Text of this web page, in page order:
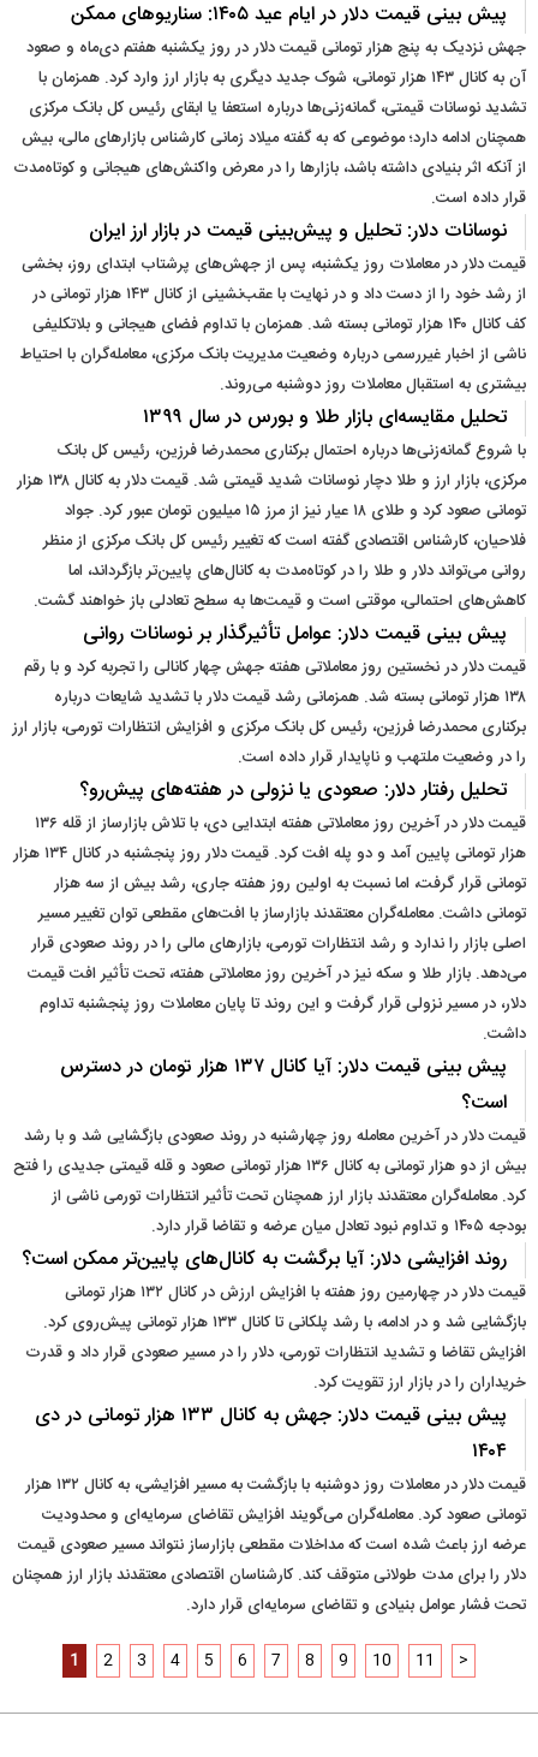
پیش‌ بینی قیمت دلار در ایام عید ۱۴۰۵: سناریوهای ممکن
جهش نزدیک به پنج هزار تومانی قیمت دلار در روز یکشنبه هفتم دی‌ماه و صعود
آن به کانال ۱۴۳ هزار تومانی، شوک جدید دیگری به بازار ارز وارد کرد. همزمان با
تشدید نوسانات قیمتی، گمانه‌زنی‌ها درباره استعفا یا ابقای رئیس کل بانک مرکزی
همچنان ادامه دارد؛ موضوعی که به گفته میلاد زمانی کارشناس بازارهای مالی، بیش
از آنکه اثر بنیادی داشته باشد، بازارها را در معرض واکنش‌های هیجانی و کوتاه‌مدت
قرار داده است.
نوسانات دلار: تحلیل و پیش‌بینی قیمت در بازار ارز ایران
قیمت دلار در معاملات روز یکشنبه، پس از جهش‌های پرشتاب ابتدای روز، بخشی
از رشد خود را از دست داد و در نهایت با عقب‌نشینی از کانال ۱۴۳ هزار تومانی در
کف کانال ۱۴۰ هزار تومانی بسته شد. همزمان با تداوم فضای هیجانی و بلاتکلیفی
ناشی از اخبار غیررسمی درباره وضعیت مدیریت بانک مرکزی، معامله‌گران با احتیاط
بیشتری به استقبال معاملات روز دوشنبه می‌روند.
تحلیل مقایسه‌ای بازار طلا و بورس در سال ۱۳۹۹
با شروع گمانه‌زنی‌ها درباره احتمال برکناری محمدرضا فرزین، رئیس کل بانک
مرکزی، بازار ارز و طلا دچار نوسانات شدید قیمتی شد. قیمت دلار به کانال ۱۳۸ هزار
تومانی صعود کرد و طلای ۱۸ عیار نیز از مرز ۱۵ میلیون تومان عبور کرد. جواد
فلاحیان، کارشناس اقتصادی گفته است که تغییر رئیس کل بانک مرکزی از منظر
روانی می‌تواند دلار و طلا را در کوتاه‌مدت به کانال‌های پایین‌تر بازگرداند، اما
کاهش‌های احتمالی، موقتی است و قیمت‌ها به سطح تعادلی باز خواهند گشت.
پیش‌ بینی قیمت دلار: عوامل تأثیرگذار بر نوسانات روانی
قیمت دلار در نخستین روز معاملاتی هفته جهش چهار کانالی را تجربه کرد و با رقم
۱۳۸ هزار تومانی بسته شد. همزمانی رشد قیمت دلار با تشدید شایعات درباره
برکناری محمدرضا فرزین، رئیس کل بانک مرکزی و افزایش انتظارات تورمی، بازار ارز
را در وضعیت ملتهب و ناپایدار قرار داده است.
تحلیل رفتار دلار: صعودی یا نزولی در هفته‌های پیش‌رو؟
قیمت دلار در آخرین روز معاملاتی هفته ابتدایی دی، با تلاش بازارساز از قله ۱۳۶
هزار تومانی پایین آمد و دو پله افت کرد. قیمت دلار روز پنجشنبه در کانال ۱۳۴ هزار
تومانی قرار گرفت، اما نسبت به اولین روز هفته جاری، رشد بیش از سه هزار
تومانی داشت. معامله‌گران معتقدند بازارساز با افت‌های مقطعی توان تغییر مسیر
اصلی بازار را ندارد و رشد انتظارات تورمی، بازارهای مالی را در روند صعودی قرار
می‌دهد. بازار طلا و سکه نیز در آخرین روز معاملاتی هفته، تحت‌ تأثیر افت قیمت
دلار، در مسیر نزولی قرار گرفت و این روند تا پایان معاملات روز پنجشنبه تداوم
داشت.
پیش‌ بینی قیمت دلار: آیا کانال ۱۳۷ هزار تومان در دسترس
است؟
قیمت دلار در آخرین معامله روز چهارشنبه در روند صعودی بازگشایی شد و با رشد
بیش از دو هزار تومانی به کانال ۱۳۶ هزار تومانی صعود و قله قیمتی جدیدی را فتح
کرد. معامله‌گران معتقدند بازار ارز همچنان تحت‌ تأثیر انتظارات تورمی ناشی از
بودجه ۱۴۰۵ و تداوم نبود تعادل میان عرضه و تقاضا قرار دارد.
روند افزایشی دلار: آیا برگشت به کانال‌های پایین‌تر ممکن است؟
قیمت دلار در چهارمین روز هفته با افزایش ارزش در کانال ۱۳۲ هزار تومانی
بازگشایی شد و در ادامه، با رشد پلکانی تا کانال ۱۳۳ هزار تومانی پیش‌روی کرد.
افزایش تقاضا و تشدید انتظارات تورمی، دلار را در مسیر صعودی قرار داد و قدرت
خریداران را در بازار ارز تقویت کرد.
پیش بینی قیمت دلار: جهش به کانال ۱۳۳ هزار تومانی در دی
۱۴۰۴
قیمت دلار در معاملات روز دوشنبه با بازگشت به مسیر افزایشی، به کانال ۱۳۲ هزار
تومانی صعود کرد. معامله‌گران می‌گویند افزایش تقاضای سرمایه‌ای و محدودیت
عرضه ارز باعث شده است که مداخلات مقطعی بازارساز نتواند مسیر صعودی قیمت
دلار را برای مدت طولانی متوقف کند. کارشناسان اقتصادی معتقدند بازار ارز همچنان
تحت فشار عوامل بنیادی و تقاضای سرمایه‌ای قرار دارد.
1 2 3 4 5 6 7 8 9 10 11 >